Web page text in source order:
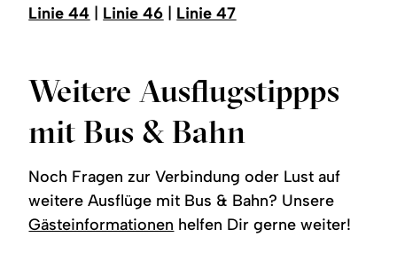
Linie 44
Linie 46 Linie 47
Weitere Ausflugstippps
mit Bus & Bahn
Noch Fragen zur Verbindung oder Lust auf
weitere Ausflüge mit Bus & Bahn? Unsere
Gästeinformationen helfen Dir gerne weiter!